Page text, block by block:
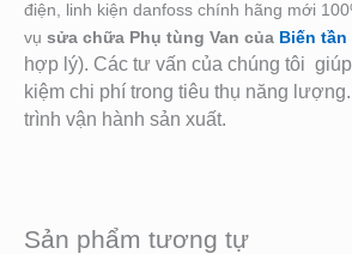
điện, linh kiện danfoss chính hãng mới
vụ sửa chữa Phụ tùng Van của Biến
hợp lý). Các tư vấn của chúng tôi
kiệm chi phí trong tiêu thụ năng
trình vận hành sản xuất.
Sản phẩm tương tự